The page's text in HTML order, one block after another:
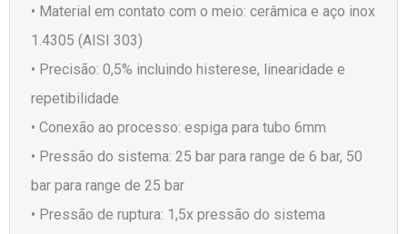
• Material em contato com o meio: cerâmica e aço inox
1.4305 (AISI 303)
• Precisão: 0,5% incluindo histerese, linearidade e
repetibilidade
• Conexão ao processo: espiga para tubo 6mm
• Pressão do sistema: 25 bar para range de 6 bar, 50
bar para range de 25 bar
• Pressão de ruptura: 1,5x pressão do sistema